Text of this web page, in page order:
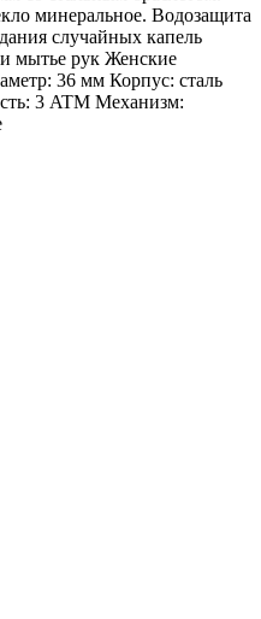
минеральное. Водозащита
случайных капель
мытье рук Женские
36 мм Корпус: сталь
3 ATM Механизм: